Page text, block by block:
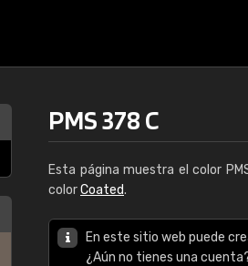
PMS 378 C
Esta página muestra el color
colorCoated.
En este sitio web puede
¿Aún no tienes una